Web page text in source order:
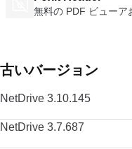
無料の PDF ビューア
古いバージョン
NetDrive 3.10.145
NetDrive 3.7.687